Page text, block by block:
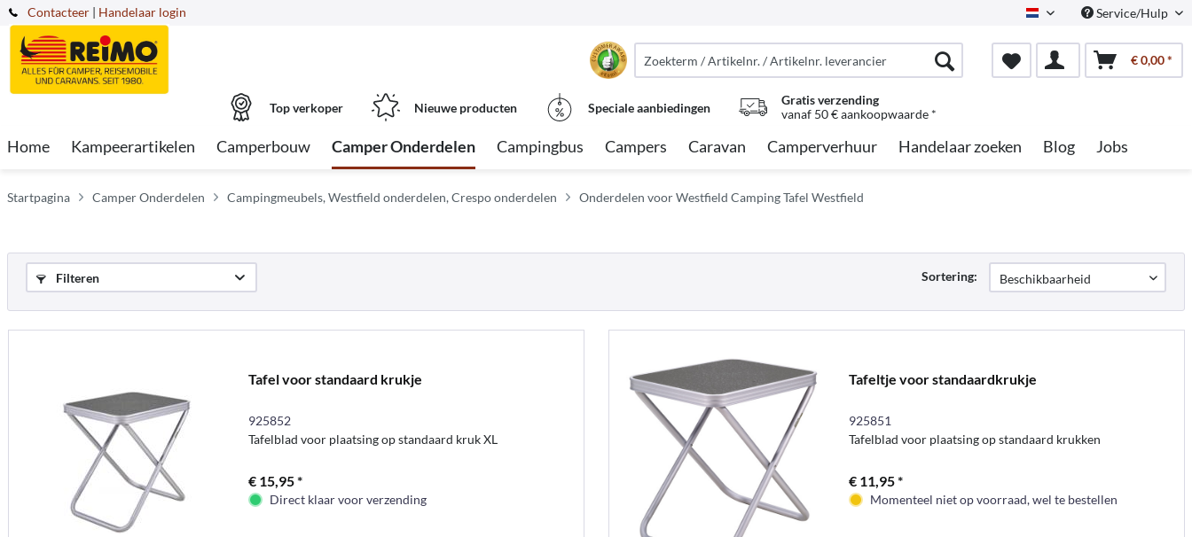
Contacteer Dutch Service/Hulp
| Handelaar login
€ 0,00 *
Top verkoper Nieuwe producten Speciale aanbiedingen
Gratis verzending
vanaf 50 € aankoopwaarde *
Home Kampeerartikelen Camperbouw Camper Onderdelen Campingbus Campers Caravan Camperverhuur Handelaar zoeken Blog Jobs
Startpagina Camper Onderdelen Campingmeubels, Westfield onderdelen, Crespo onderdelen Onderdelen voor Westfield Camping Tafel Westfield
Filteren Sortering:
Tafel voor standaard krukje
925852
Tafelblad voor plaatsing op standaard kruk XL
€ 15,95 *
Direct klaar voor verzending
Tafeltje voor standaardkrukje
925851
Tafelblad voor plaatsing op standaard krukken
€ 11,95 *
Momenteel niet op voorraad, wel te bestellen